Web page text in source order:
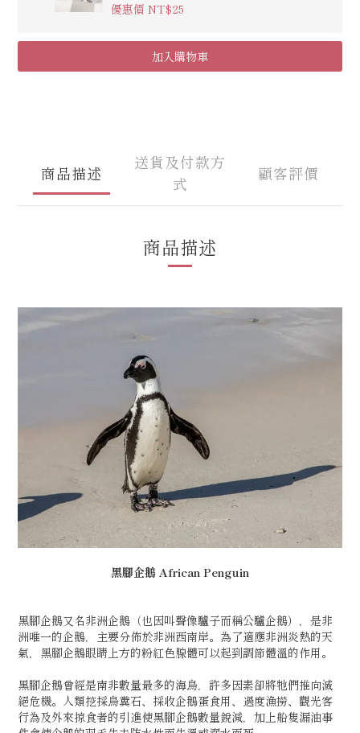
優惠價 NT$25
加入購物車
商品描述
送貨及付款方
式
顧客評價
商品描述
黑腳企鵝 African Penguin
黑腳企鵝又名非洲企鵝（也因叫聲像驢子而稱公驢企鵝），是非
洲唯一的企鵝，主要分佈於非洲西南岸。為了適應非洲炎熱的天
氣，黑腳企鵝眼睛上方的粉紅色腺體可以起到調節體溫的作用。
黑腳企鵝曾經是南非數量最多的海鳥，許多因素卻將牠們推向滅
絕危機。人類挖採鳥糞石、採收企鵝蛋食用、過度漁撈、觀光客
行為及外來掠食者的引進使黑腳企鵝數量銳減，加上船隻漏油事